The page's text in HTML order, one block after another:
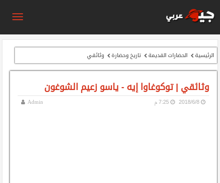
الرئيسية الحضارات القديمة تاريخ وحضارة وثائقي
وثائقي | توكوغاوا إيه - ياسو زعيم الشوغون
Admin 8‏/6‏/2018 7:25 م